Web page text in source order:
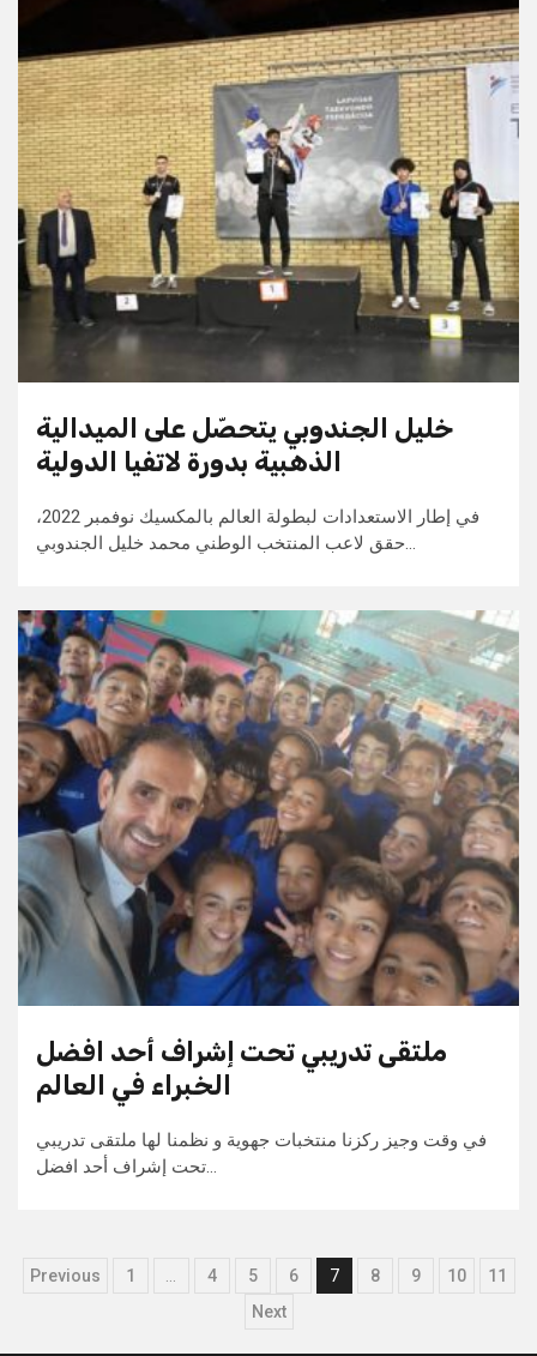
خليل الجندوبي يتحصّل على الميدالية
الذهبية بدورة لاتفيا الدولية
في إطار الاستعدادات لبطولة العالم بالمكسيك نوفمبر 2022،
حقق لاعب المنتخب الوطني محمد خليل الجندوبي…
ملتقى تدريبي تحت إشراف أحد افضل
الخبراء في العالم
في وقت وجيز ركزنا منتخبات جهوية و نظمنا لها ملتقى تدريبي
تحت إشراف أحد افضل…
Pagination
Previous 1 … 4 5 6 7 8 9 10
11
Next